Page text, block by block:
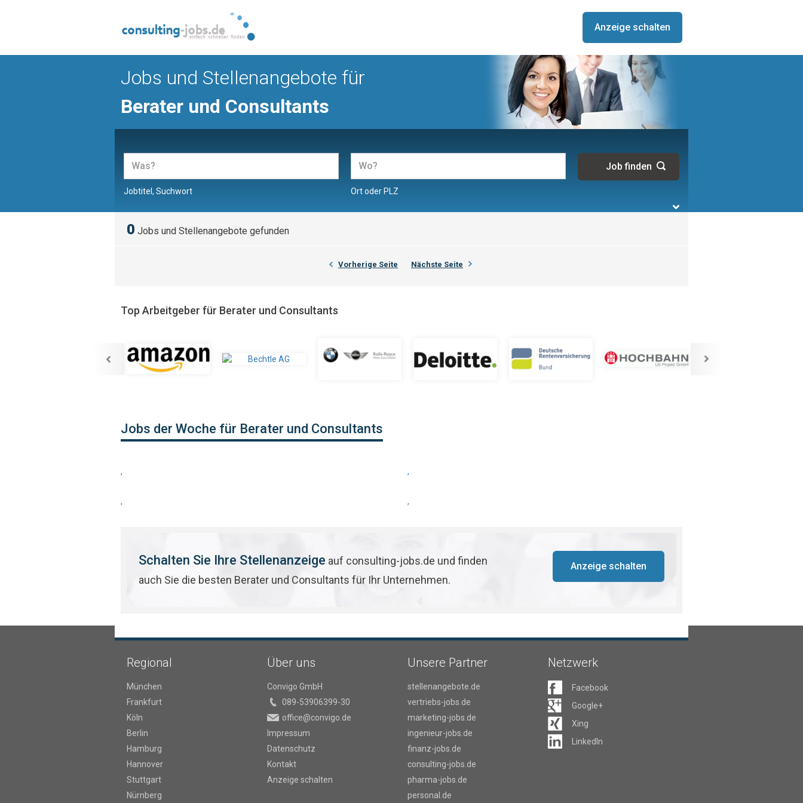
Anzeige schalten
Jobs und Stellenangebote für
Berater und Consultants
Jobtitel, Suchwort Ort oder PLZ
0 Jobs und Stellenangebote gefunden
Vorherige Seite Nächste Seite
Top Arbeitgeber für Berater und Consultants
Jobs der Woche für Berater und Consultants
, ,
, ,
Schalten Sie Ihre Stellenanzeige auf consulting-jobs.de und finden
auch Sie die besten Berater und Consultants für Ihr Unternehmen.
Anzeige schalten
Regional
München
Frankfurt
Köln
Berlin
Hamburg
Hannover
Stuttgart
Nürnberg
Über uns
Convigo GmbH
089-53906399-30
office@convigo.de
Impressum
Datenschutz
Kontakt
Anzeige schalten
Unsere Partner
stellenangebote.de
vertriebs-jobs.de
marketing-jobs.de
ingenieur-jobs.de
finanz-jobs.de
consulting-jobs.de
pharma-jobs.de
personal.de
Netzwerk
Facebook
Google+
Xing
LinkedIn